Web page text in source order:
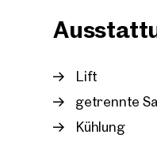
Lift
getrennte
Kühlung